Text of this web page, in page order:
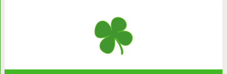
10 фильмов, просмотр которых